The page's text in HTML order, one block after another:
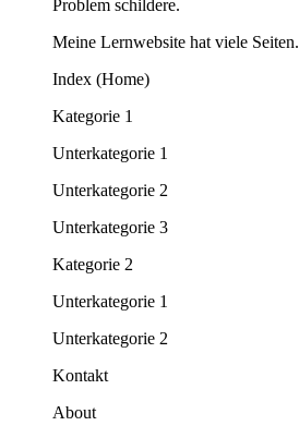
Problem schildere.
Meine Lernwebsite hat viele Seiten.
Index (Home)
Kategorie 1
Unterkategorie 1
Unterkategorie 2
Unterkategorie 3
Kategorie 2
Unterkategorie 1
Unterkategorie 2
Kontakt
About